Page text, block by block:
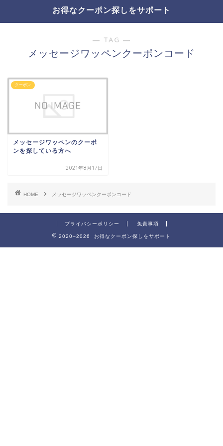
お得なクーポン探しをサポート
― TAG ―
メッセージワッペンクーポンコード
クーポン
メッセージワッペンのクーポ
ンを探している方へ
2021年8月17日
HOME メッセージワッペンクーポンコード
プライバシーポリシー 免責事項
2020–2026 お得なクーポン探しをサポート